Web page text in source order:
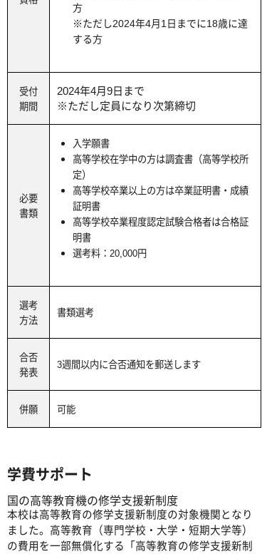
方
※ただし2024年4月1日までに18歳に達
する方
受付
期間
2024年4月9日まで
※ただし定員になり次第締切
必要
書類
入学願書
高等学校在学中の方は調査書（高等学校所
定）
高等学校卒業以上の方は卒業証明書・成績
証明書
高等学校卒業程度認定試験合格者は合格証
明書
選考料：20,000円
選考
方法
書類選考
合否
発表
3週間以内に合否通知を郵送します
併願 可能
学費サポート
国の高等教育機の修学支援新制度
本校は高等教育の修学支援新制度の対象機関となり
ました。高等教育（専門学校・大学・短期大学等）
の費用を一部無償化する「高等教育の修学支援新制